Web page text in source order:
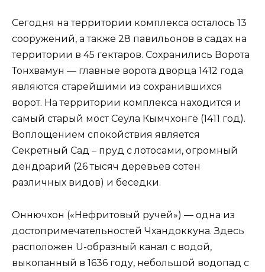
Сегодня на территории комплекса осталось 13
сооружений, а также 28 павильонов в садах на
территории в 45 гектаров. Сохранились Ворота
Тонхвамун — главные ворота дворца 1412 года
являются старейшими из сохранившихся
ворот. На территории комплекса находится и
самый старый мост Сеула Кымчхонгё (1411 год).
Воплощением спокойствия является
Секретный Сад – пруд с лотосами, огромный
дендрарий (26 тысяч деревьев сотен
различных видов) и беседки.
Оннючхон («Нефритовый ручей») — одна из
достопримечательностей Чхандоккуна. Здесь
расположен U-образный канал с водой,
выкопанный в 1636 году, небольшой водопад с